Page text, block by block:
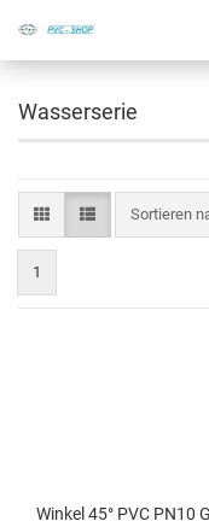
Wasserserie
Sortieren
1
Win­kel 45° PVC PN10